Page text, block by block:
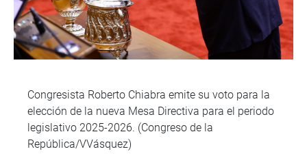
Congresista Roberto Chiabra emite su voto para la
elección de la nueva Mesa Directiva para el periodo
legislativo 2025-2026. (Congreso de la
República/VVásquez)